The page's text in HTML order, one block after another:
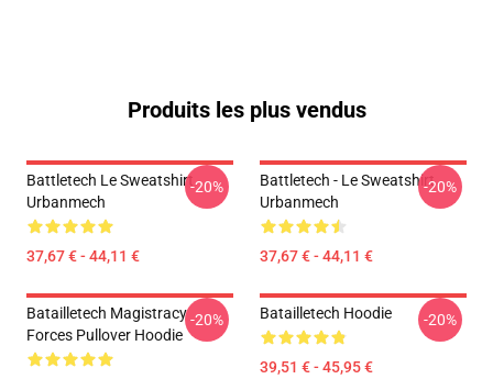
Produits les plus vendus
Battletech Le Sweatshirt
Urbanmech
37,67 € - 44,11 €
-20%
Battletech - Le Sweatshirt
Urbanmech
37,67 € - 44,11 €
-20%
Batailletech Magistracy
Forces Pullover Hoodie
-20% Batailletech Hoodie
39,51 € - 45,95 €
-20%